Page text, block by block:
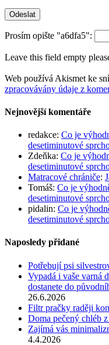
Prosím opište "a6dfa5":
Leave this field empty
Web používá Akismet ke
zpracovávány údaje z
Nejnovější komentáře
redakce: Co je
desetiminutové
Zdeňka: Co je
desetiminutové
Matracové chrániče:
Tomáš: Co je
desetiminutové
pidalin: Co je
desetiminutové
Naposledy přidané
Potřebují psi
Vypadá i vaše varná
dostanete do
26.6.2026
Filtr pračky raději
Doma pečený chléb
Zajímá vás
4.4.2026